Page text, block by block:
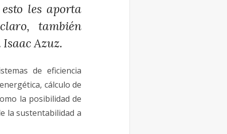
les aporta
también
Azuz.
de eficiencia
cálculo de
la posibilidad de
la sustentabilidad a